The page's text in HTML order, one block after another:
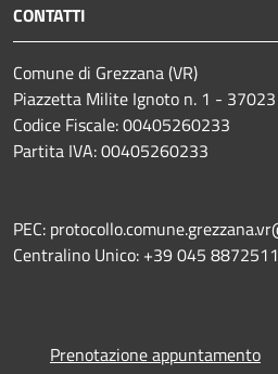
CONTATTI
Comune di Grezzana (VR)
Piazzetta Milite Ignoto n. 1 - 37023
Codice Fiscale: 00405260233
Partita IVA: 00405260233
PEC:
Centralino Unico: +39 045 8872511
Prenotazione appuntamento